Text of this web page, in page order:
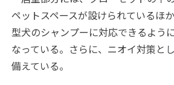
ペットスペースが設けられているほ
型犬のシャンプーに対応できるよう
なっている。さらに、ニオイ対策と
備えている。